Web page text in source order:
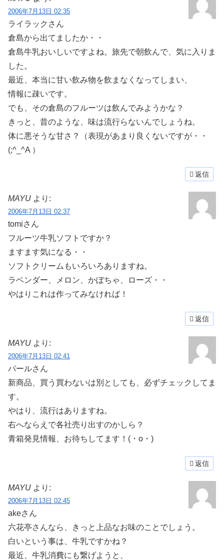
2006年7月13日 02:35
ライラックさん
倉島から出てましたか・・
倉島牛乳おいしいですよね。旅先で朝飲んで、気に入りま
した。
最近、本当に甘い飲み物を飲まなくなってしまい、
情報に疎いです。
でも、その倉島のフルーツは飲んでみようかな？
きっと、昔のような、味は流行らないんでしょうね。
体に悪そうな甘さ？（表現があまり良くないですが・・
(;^_^A ）
返信
MAYU より:
2006年7月13日 02:37
tomiさん
フルーツ牛乳ソフトですか？
ますます気になる・・
ソフトクリームもいろいろありますね。
ラベンダー、メロン、かぼちゃ、ローズ・・
やはりこれは作ってみなければ！
返信
MAYU より:
2006年7月13日 02:41
パールさん
新商品、買う買わないは別としても、必ずチェックしてま
す。
やはり、流行はありますね。
右へならえで各社売り出すのかしら？
青箱発見情報、お待ちしてます！(・o・)ゞ
返信
MAYU より:
2006年7月13日 02:45
akeさん
六花亭さんなら、きっと上品なお味のことでしょう。
白いという事は、牛乳ですかね？
最近、牛乳消費にも繋げようと、